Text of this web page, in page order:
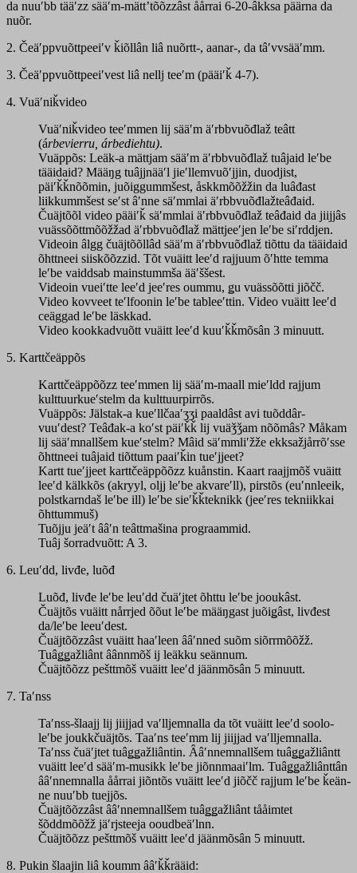
da nuuʹbb tääʹzz sääʹm-mättʼtõõzzâst åårrai 6-20-âkksa päärna da
nuõr.
2. Čeäʹppvuõttpeeiʹv ǩiõllân liâ nuõrtt-, aanar-, da tâʹvvsääʹmm.
3. Čeäʹppvuõttpeeiʹvest liâ nellj teeʹm (pääiʹǩ 4-7).
4. Vuäʹniǩvideo
Vuäʹniǩvideo teeʹmmen lij sääʹm äʹrbbvuõđlaž teâtt
(árbevierru, árbediehtu).
Vuäppõs: Leäk-a mättjam sääʹm äʹrbbvuõđlaž tuâjaid leʹbe
tääidaid? Määŋg tuâjjnääʹl jieʹllemvuõʹjjin, duodjist,
päiʹǩǩnõõmin, juõiggummšest, åskkmõõžžin da luâđast
liikkummšest seʹst âʹnne säʹmmlai äʹrbbvuõđlažteâđaid.
Čuäjtõõl video pääiʹǩ säʹmmlai äʹrbbvuõđlaž teâđaid da jiijjâs
vuässõõttmõõžžad äʹrbbvuõđlaž mättjeeʹjen leʹbe siʹrddjen.
Videoin âlgg čuäjtõõllâd sääʹm äʹrbbvuõđlaž tiõttu da tääidaid
õhttneei siiskõõzzid. Tõt vuäitt leeʹd rajjuum õʹhtte temma
leʹbe vaiddsab mainstummša ääʹššest.
Videoin vueiʹtte leeʹd jeeʹres oummu, ǥu vuässõõtti jiõčč.
Video kovveet teʹlfoonin leʹbe tableeʹttin. Video vuäitt leeʹd
ceäggad leʹbe läskkad.
Video kookkadvuõtt vuäitt leeʹd kuuʹǩǩmõsân 3 minuutt.
5. Karttčeäppõs
Karttčeäppõõzz teeʹmmen lij sääʹm-maall mieʹldd rajjum
kulttuurkueʹstelm da kulttuurpirrõs.
Vuäppõs: Jälstak-a kueʹllčaaʹʒʒi paaldâst avi tuõddâr-
vuuʹdest? Teâđak-a koʹst päiʹǩǩ lij vuäǯǯam nõõmâs? Måkam
lij sääʹmnallšem kueʹstelm? Mâid säʹmmliʹžže ekksažjårrõʹsse
õhttneei tuâjaid tiõttum paaiʹǩin tueʹjjeet?
Kartt tueʹjjeet karttčeäppõõzz kuånstin. Kaart raajjmõš vuäitt
leeʹd kälkkõs (akryyl, oljj leʹbe akvareʹll), pirstõs (euʹnnleeik,
polstkarndaš leʹbe ill) leʹbe sieʹǩǩteknikk (jeeʹres tekniikkai
õhttummuš)
Tuõjju jeäʹt ââʹn teâttmašina prograammid.
Tuâj šorradvuõtt: A 3.
6. Leuʹdd, livđe, luõđ
Luõđ, livđe leʹbe leuʹdd čuäʹjtet õhttu leʹbe jooukâst.
Čuäjtõs vuäitt nårrjed õõut leʹbe määŋgast juõiǥâst, livđest
da/leʹbe leeuʹdest.
Čuäjtõõzzâst vuäitt haaʹleen ââʹnned suõm siõrrmõõžž.
Tuâǥǥažliânt âânnmõš ij leäkku seännum.
Čuäjtõõzz pešttmõš vuäitt leeʹd jäänmõsân 5 minuutt.
7. Taʹnss
Taʹnss-šlaajj lij jiijjad vaʹlljemnalla da tõt vuäitt leeʹd soolo-
leʹbe joukkčuäjtõs. Taaʹns teeʹmm lij jiijjad vaʹlljemnalla.
Taʹnss čuäʹjtet tuâǥǥažliântin. Ââʹnnemnallšem tuâǥǥažliântt
vuäitt leeʹd sääʹm-musikk leʹbe jiõnnmaaiʹlm. Tuâǥǥažliânttân
ââʹnnemnalla åårrai jiõntõs vuäitt leeʹd jiõčč rajjum leʹbe ǩeän-
ne nuuʹbb tuejjõs.
Čuäjtõõzzâst ââʹnnemnallšem tuâǥǥažliânt tååimtet
šõddmõõžž jäʹrjsteeja ooudbeäʹlnn.
Čuäjtõõzz pešttmõš vuäitt leeʹd jäänmõsân 5 minuutt.
8. Pukin šlaajin liâ koumm ââʹǩǩrääid: